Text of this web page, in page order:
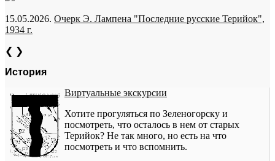
15.05.2026. Очерк Э. Лампена "Последние русские Терийок",
1934 г.
❮ ❯
История
Виртуальные экскурсии
Хотите прогуляться по Зеленогорску и
посмотреть, что осталось в нем от старых
Терийок? Не так много, но есть на что
посмотреть и что вспомнить.